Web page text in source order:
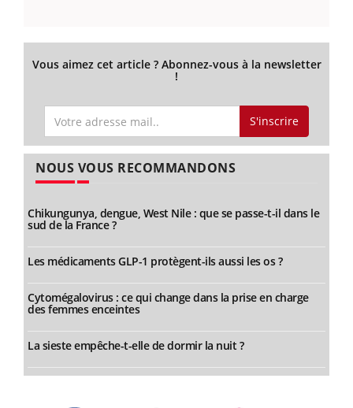
Vous aimez cet article ? Abonnez-vous à la newsletter
!
S'inscrire
NOUS VOUS RECOMMANDONS
Chikungunya, dengue, West Nile : que se passe-t-il dans le
sud de la France ?
Les médicaments GLP-1 protègent-ils aussi les os ?
Cytomégalovirus : ce qui change dans la prise en charge
des femmes enceintes
La sieste empêche-t-elle de dormir la nuit ?